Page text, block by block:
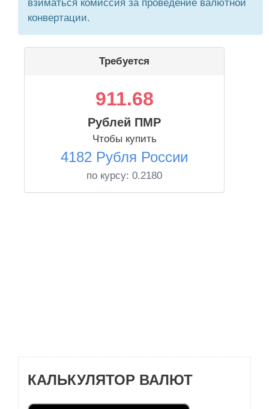
взиматься комиссия за проведение валютной
конвертации.
Требуется
911.68
Рублей ПМР
Чтобы купить
4182 Рубля России
по курсу: 0.2180
КАЛЬКУЛЯТОР ВАЛЮТ